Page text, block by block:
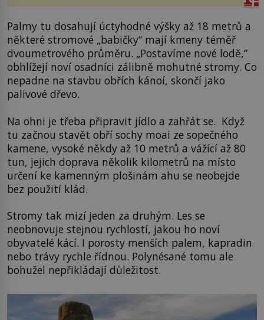
Palmy tu dosahují úctyhodné výšky až 18 metrů a
některé stromové „babičky“ mají kmeny téměř
dvoumetrového průměru. „Postavíme nové lodě,“
obhlížejí noví osadníci zálibně mohutné stromy. Co
nepadne na stavbu obřích kánoí, skončí jako
palivové dřevo.
Na ohni je třeba připravit jídlo a zahřát se. Když
tu začnou stavět obří sochy moai ze sopečného
kamene, vysoké někdy až 10 metrů a vážící až 80
tun, jejich doprava několik kilometrů na místo
určení ke kamenným plošinám ahu se neobejde
bez použití klád.
Stromy tak mizí jeden za druhým. Les se
neobnovuje stejnou rychlostí, jakou ho noví
obyvatelé kácí. I porosty menších palem, kapradin
nebo trávy rychle řídnou. Polynésané tomu ale
bohužel nepřikládají důležitost.